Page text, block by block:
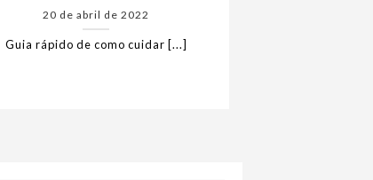
20 de abril de 2022
Guia rápido de como cuidar [...]